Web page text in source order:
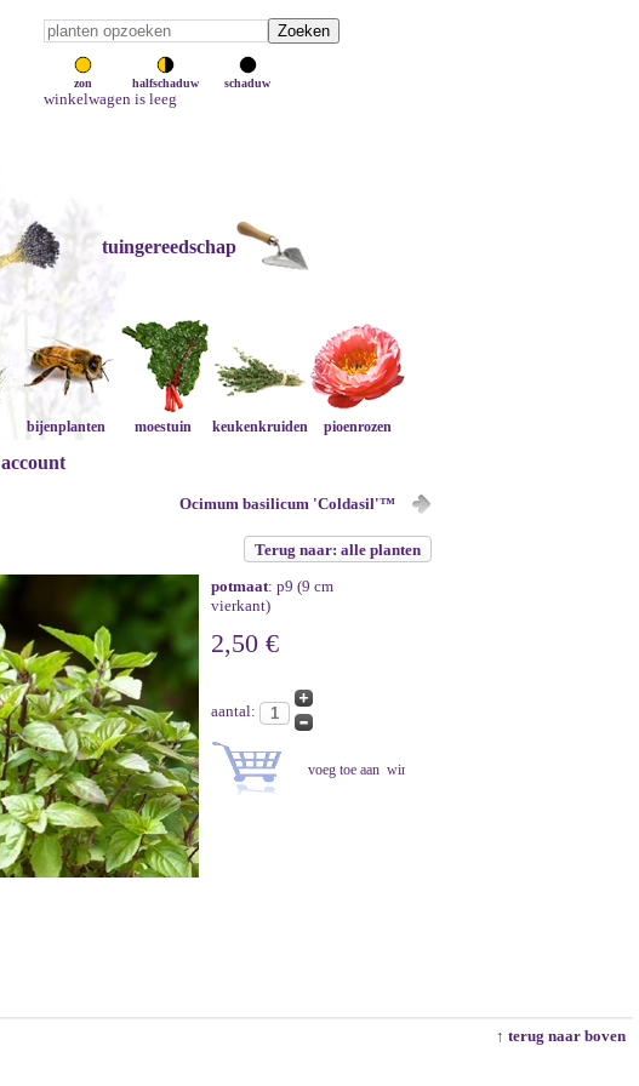
zon halfschaduw schaduw
winkelwagen is leeg
tuingereedschap
bijenplanten moestuin keukenkruiden pioenrozen
account
Ocimum basilicum 'Coldasil'™
Terug naar: alle planten
potmaat: p9 (9 cm
vierkant)
2,50 €
aantal:
↑ terug naar boven